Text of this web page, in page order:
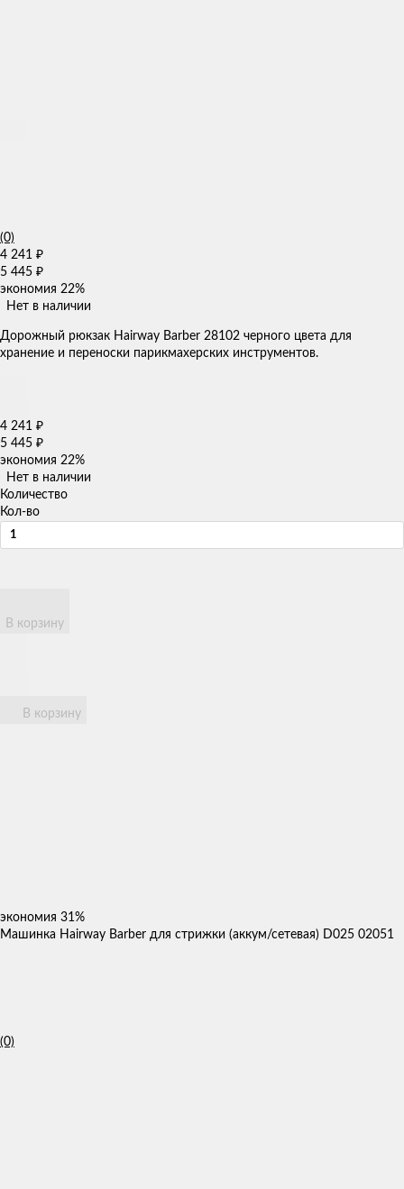
(0)
4 241 ₽
5 445 ₽
экономия 22%
Нет в наличии
​​Дорожный рюкзак Hairway Barber 28102 черного цвета для
хранение и переноски парикмахерских инструментов.
4 241 ₽
5 445 ₽
экономия 22%
Нет в наличии
Количество
Кол-во
В корзину
В корзину
экономия 31%
Машинка Hairway Barber для стрижки (аккум/сетевая) D025 02051
(0)